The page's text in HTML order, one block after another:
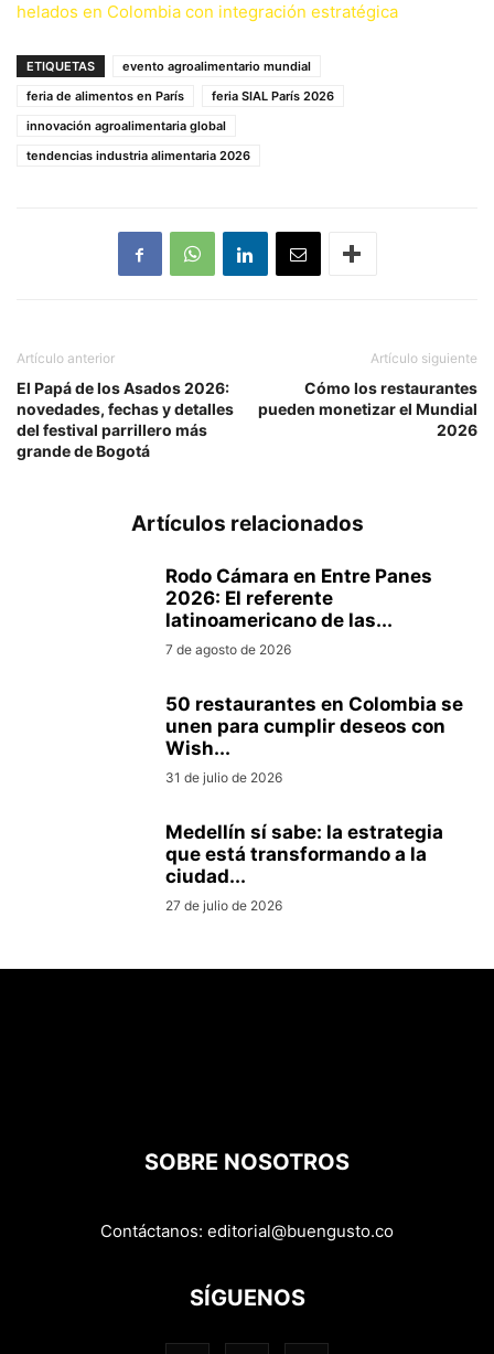
helados en Colombia con integración estratégica
ETIQUETAS
evento agroalimentario mundial
feria de alimentos en París
feria SIAL París 2026
innovación agroalimentaria global
tendencias industria alimentaria 2026
Artículo anterior
El Papá de los Asados 2026:
novedades, fechas y detalles
del festival parrillero más
grande de Bogotá
Artículo siguiente
Cómo los restaurantes
pueden monetizar el Mundial
2026
Artículos relacionados
Rodo Cámara en Entre Panes
2026: El referente
latinoamericano de las...
7 de agosto de 2026
50 restaurantes en Colombia se
unen para cumplir deseos con
Wish...
31 de julio de 2026
Medellín sí sabe: la estrategia
que está transformando a la
ciudad...
27 de julio de 2026
SOBRE NOSOTROS
Contáctanos: editorial@buengusto.co
SÍGUENOS